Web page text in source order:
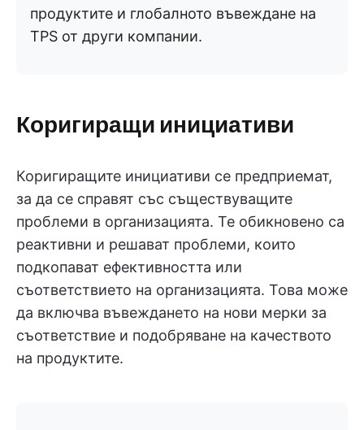
продуктите и глобалното въвеждане на
TPS от други компании.
Коригиращи инициативи
Коригиращите инициативи се предприемат,
за да се справят със съществуващите
проблеми в организацията. Те обикновено са
реактивни и решават проблеми, които
подкопават ефективността или
съответствието на организацията. Това може
да включва въвеждането на нови мерки за
съответствие и подобряване на качеството
на продуктите.